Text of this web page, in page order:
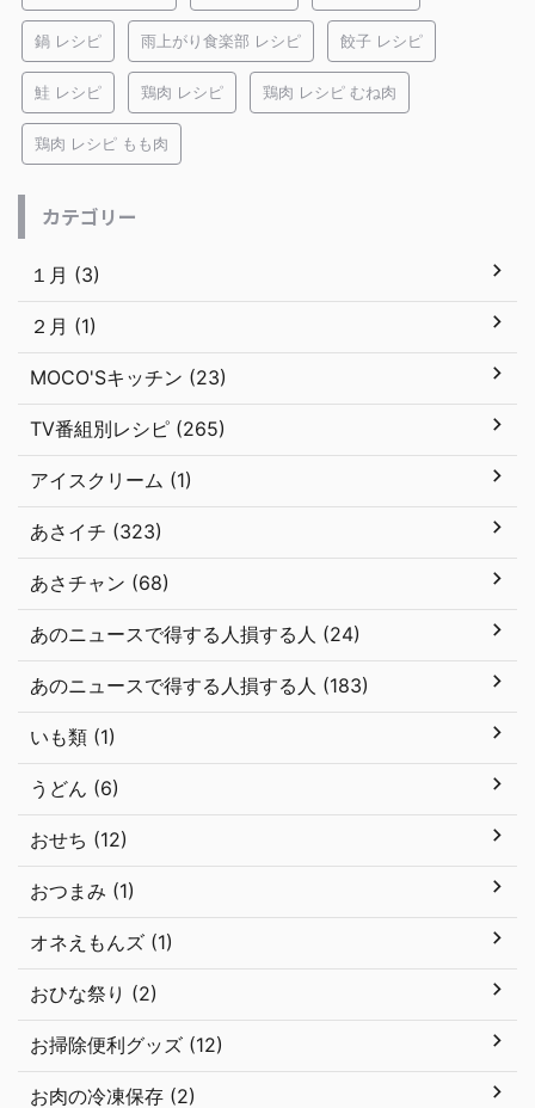
鍋 レシピ 雨上がり食楽部 レシピ 餃子 レシピ
鮭 レシピ 鶏肉 レシピ 鶏肉 レシピ むね肉
鶏肉 レシピ もも肉
カテゴリー
１月 (3)
２月 (1)
MOCO'Sキッチン (23)
TV番組別レシピ (265)
アイスクリーム (1)
あさイチ (323)
あさチャン (68)
あのニュースで得する人損する人 (24)
あのニュースで得する人損する人 (183)
いも類 (1)
うどん (6)
おせち (12)
おつまみ (1)
オネえもんズ (1)
おひな祭り (2)
お掃除便利グッズ (12)
お肉の冷凍保存 (2)